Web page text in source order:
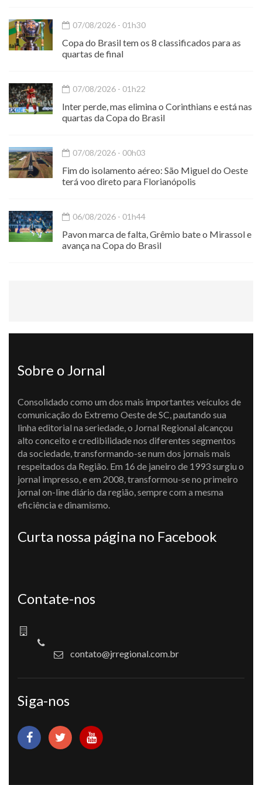
07/08/2026 - 01h30
Copa do Brasil tem os 8 classificados para as
quartas de final
07/08/2026 - 01h22
Inter perde, mas elimina o Corinthians e está nas
quartas da Copa do Brasil
07/08/2026 - 00h03
Fim do isolamento aéreo: São Miguel do Oeste
terá voo direto para Florianópolis
06/08/2026 - 01h44
Pavon marca de falta, Grêmio bate o Mirassol e
avança na Copa do Brasil
Sobre o Jornal
Consolidado como um dos mais importantes veículos de
comunicação do Extremo Oeste de SC, pautando sua
linha editorial na seriedade, o Jornal Regional alcançou
alto conceito e credibilidade nos diferentes segmentos
da sociedade, transformando-se num dos jornais mais
respeitados da Região. Em 16 de janeiro de 1993 surgiu o
jornal impresso, e em 2008, transformou-se no primeiro
jornal on-line diário da região, sempre com a mesma
eficiência e dinamismo.
Curta nossa página no Facebook
Contate-nos
contato@jrregional.com.br
Siga-nos